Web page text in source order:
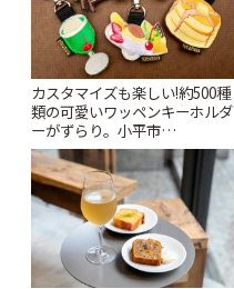
カスタマイズも楽しい!約500種
類の可愛いワッペンキーホルダ
ーがずらり。小平市
「Kimamaya T&K」 | ことりっ
ぷ